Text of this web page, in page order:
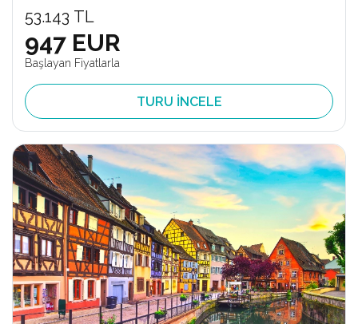
53.143 TL
947 EUR
Başlayan Fiyatlarla
TURU İNCELE